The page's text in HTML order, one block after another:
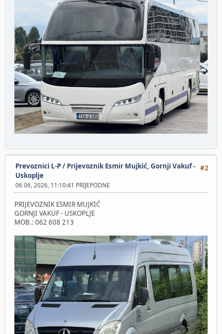
#2
Prevoznici L-P/ Prijevoznik Esmir Mujkić, Gornji Vakuf -
Uskoplje
06 06, 2026, 11:10:41 PRIJEPODNE
PRIJEVOZNIK ESMIR MUJKIĆ
GORNJI VAKUF - USKOPLJE
MOB.: 062 608 213